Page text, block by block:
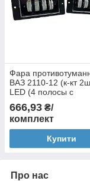
Фара
ВАЗ 2110-12 (к-кт
LED (4 полосы с
FLAGMUS
666,93 ₴/
комплект
Купити
Про нас